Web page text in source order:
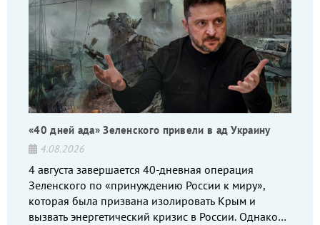
«40 дней ада» Зеленского привели в ад Украину
4.08.2026
4 августа завершается 40-дневная операция
Зеленского по «принуждению России к миру»,
которая была призвана изолировать Крым и
вызвать энергетический кризис в России. Однако